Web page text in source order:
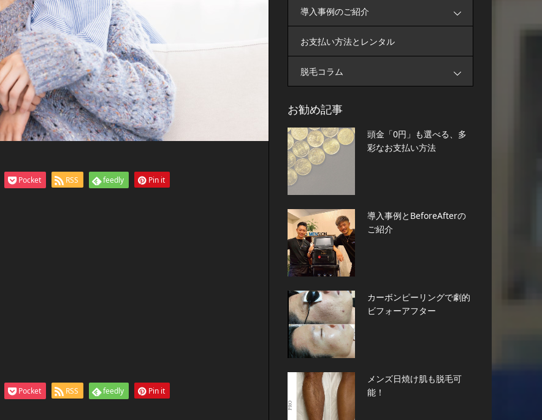
Pocket RSS feedly Pin it
Pocket RSS feedly Pin it
導入事例のご紹介
お支払い方法とレンタル
脱毛コラム
お勧め記事
頭金「0円」も選べる、多
彩なお支払い方法
導入事例とBeforeAfterの
ご紹介
カーボンピーリングで劇的
ビフォーアフター
メンズ日焼け肌も脱毛可
能！